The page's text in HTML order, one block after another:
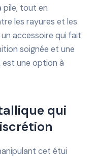
pile, tout en
les rayures et les
accessoire qui fait
soignée et une
une option à
qui
cet étui